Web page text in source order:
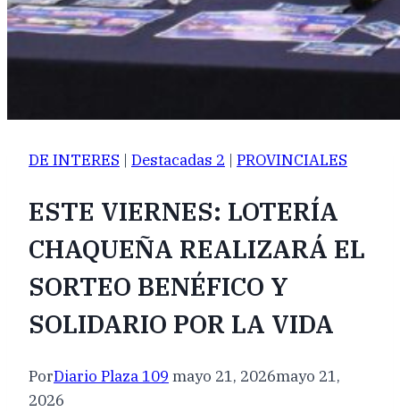
DE INTERES | Destacadas 2 | PROVINCIALES
ESTE VIERNES: LOTERÍA
CHAQUEÑA REALIZARÁ EL
SORTEO BENÉFICO Y
SOLIDARIO POR LA VIDA
PorDiario Plaza 109 mayo 21, 2026mayo 21,
2026